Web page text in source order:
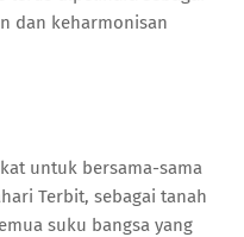
dan keharmonisan
untuk bersama-sama
Terbit, sebagai tanah
suku bangsa yang